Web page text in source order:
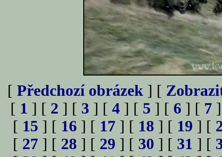
[ Předchozí obrázek ] [
[ 1 ] [ 2 ] [ 3 ] [ 4 ] [ 5 ] [ 6 ] [ 7
[ 15 ] [ 16 ] [ 17 ] [ 18 ] [ 19 ] [
[ 27 ] [ 28 ] [ 29 ] [ 30 ] [ 31 ] [